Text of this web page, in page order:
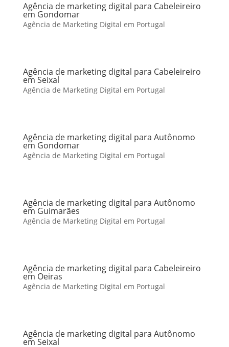
Agência de marketing digital para Cabeleireiro
em Gondomar
Agência de Marketing Digital em Portugal
Agência de marketing digital para Cabeleireiro
em Seixal
Agência de Marketing Digital em Portugal
Agência de marketing digital para Autônomo
em Gondomar
Agência de Marketing Digital em Portugal
Agência de marketing digital para Autônomo
em Guimarães
Agência de Marketing Digital em Portugal
Agência de marketing digital para Cabeleireiro
em Oeiras
Agência de Marketing Digital em Portugal
Agência de marketing digital para Autônomo
em Seixal